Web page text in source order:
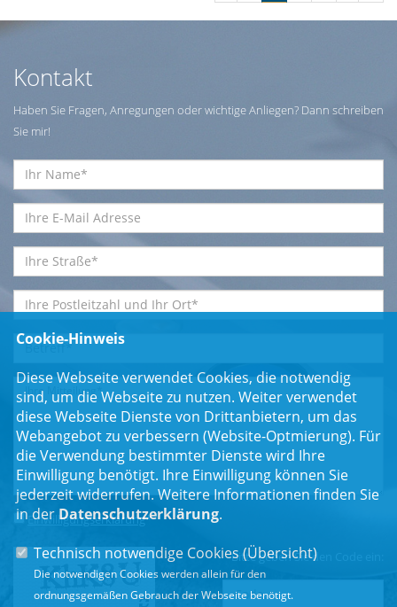
Kontakt
Haben Sie Fragen, Anregungen oder wichtige Anliegen? Dann schreiben
Sie mir!
Einwilligungserklärung*
Bitte geben Sie den Code ein:
Cookie-Hinweis
Diese Webseite verwendet Cookies, die notwendig
sind, um die Webseite zu nutzen. Weiter verwendet
diese Webseite Dienste von Drittanbietern, um das
Webangebot zu verbessern (Website-Optmierung). Für
die Verwendung bestimmter Dienste wird Ihre
Einwilligung benötigt. Ihre Einwilligung können Sie
jederzeit widerrufen. Weitere Informationen finden Sie
in der Datenschutzerklärung.
Technisch notwendige Cookies (Übersicht)
Die notwendigen Cookies werden allein für den
ordnungsgemäßen Gebrauch der Webseite benötigt.